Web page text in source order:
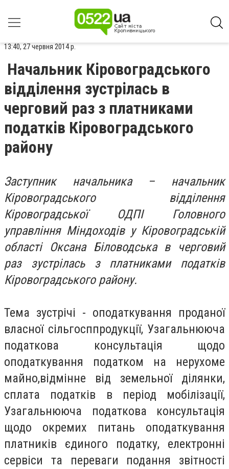
13:40, 27 червня 2014 р.
Начальник Кіровоградського
відділення зустрілась в
черговий раз з платниками
податків Кіровоградського
району
Заступник начальника – начальник
Кіровоградського відділення
Кіровоградської ОДПІ Головного
управління Міндоходів у Кіровоградській
області Оксана Біловодська в черговий
раз зустрілась з платниками податків
Кіровоградського району.
Тема зустрічі - оподаткування проданої
власної сільгосппродукції, Узагальнююча
податкова консультація щодо
оподаткування податком на нерухоме
майно,відмінне від земельної ділянки,
сплата податків в період мобілізації,
Узагальнююча податкова консультація
щодо окремих питань оподаткування
платників єдиного податку, електронні
сервіси та переваги подання звітності